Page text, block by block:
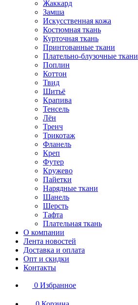
Жаккард
Замша
Искусственная кожа
Костюмная ткань
Курточная ткань
Принтованные ткани
Плательно-блузочные ткани
Поплин
Коттон
Твид
Шитьё
Крапива
Тенсель
Лён
Тренч
Трикотаж
Фланель
Креп
Футер
Кружево
Пайетки
Нарядные ткани
Шанель
Шерсть
Тафта
Плательная ткань
О компании
Лента новостей
Доставка и оплата
Опт и скидки
Контакты
0 Избранное